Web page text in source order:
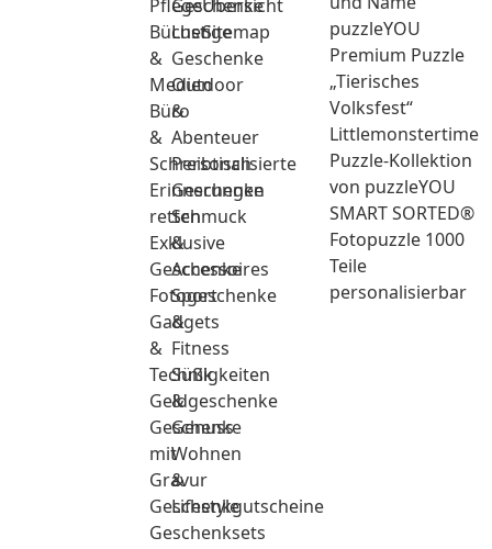
Pflege
Bücher
&
Medien
Büro
&
Schreibtisch
Erinnerungen
retten
Exklusive
Geschenke
Fotogeschenke
Gadgets
&
Technik
Geldgeschenke
Geschenke
mit
Gravur
Geschenkgutscheine
Geschenksets
Geschenke
Lustige
Geschenke
Outdoor
&
Abenteuer
Personalisierte
Geschenke
Schmuck
&
Accessoires
Sport
&
Fitness
Süßigkeiten
&
Genuss
Wohnen
&
Lifestyle
Übersicht
Sitemap
puzzleYOU
Premium Puzzle
„Tierisches
Volksfest“
Littlemonstertime
Puzzle-Kollektion
von puzzleYOU
SMART SORTED®
Fotopuzzle 1000
Teile
personalisierbar